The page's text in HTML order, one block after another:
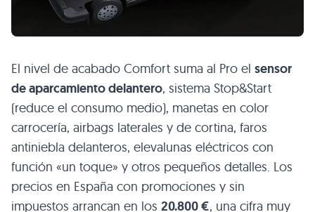
El nivel de acabado Comfort suma al Pro el sensor
de aparcamiento delantero, sistema Stop&Start
(reduce el consumo medio), manetas en color
carrocería, airbags laterales y de cortina, faros
antiniebla delanteros, elevalunas eléctricos con
función «un toque» y otros pequeños detalles. Los
precios en España con promociones y sin
impuestos arrancan en los 20.800 €, una cifra muy